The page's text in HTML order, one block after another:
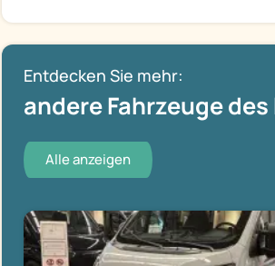
Entdecken Sie mehr:
andere Fahrzeuge
Alle anzeigen